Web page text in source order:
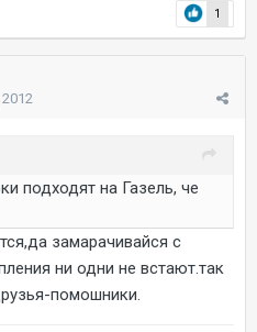
1
подходят на Газель, че
замарачивайся с
ни одни не встают.так
помошники.